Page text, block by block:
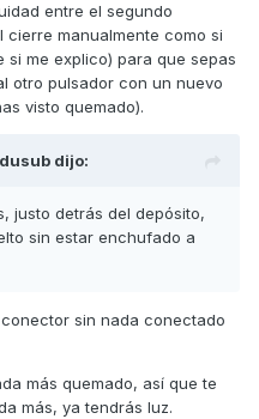
entre el segundo
manualmente como si
me explico) para que sepas
otro pulsador con un nuevo
visto quemado).
dijo:
justo detrás del depósito,
sin estar enchufado a
sin nada conectado
más quemado, así que te
más, ya tendrás luz.